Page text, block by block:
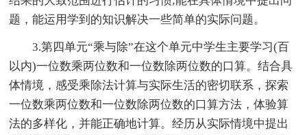
题，能运用学到的知识解决一些简单的实际问题。
3.第四单元“乘与除”在这个单元中学生主要学习(百
以内)一位数乘两位数和一位数除两位数的口算。结合具
体情境，感受乘除法计算与实际生活的密切联系，探索
一位数乘两位数和一位数除两位数的口算方法，体验算
法的多样化，并能正确地计算。经历从实际情境中提出